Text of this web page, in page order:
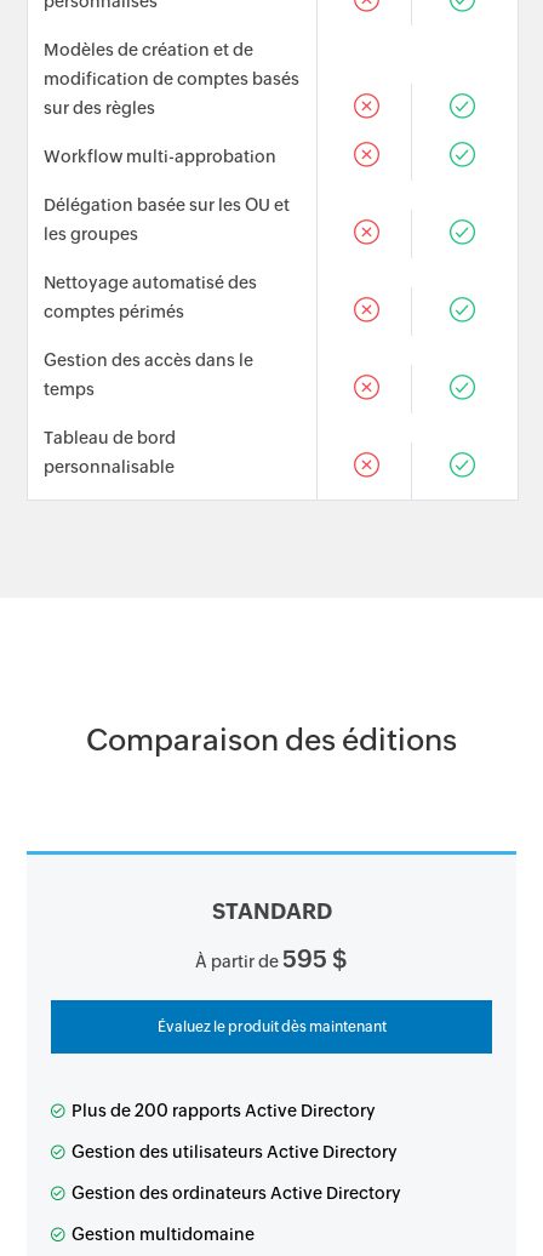
Modèles de création et de
modification de comptes basés
sur des règles
Workflow multi-approbation
Délégation basée sur les OU et
les groupes
Nettoyage automatisé des
comptes périmés
Gestion des accès dans le
temps
Tableau de bord
personnalisable
Comparaison des éditions
STANDARD
À partir de 595 $
Évaluez le produit dès maintenant
Plus de 200 rapports Active Directory
Gestion des utilisateurs Active Directory
Gestion des ordinateurs Active Directory
Gestion multidomaine